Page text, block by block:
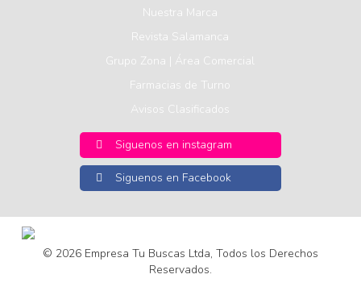
Nuestra Marca
Revista Salamanca
Grupo Zona | Área Comercial
Farmacias de Turno
Avisos Clasificados
Siguenos en instagram
Siguenos en Facebook
© 2026 Empresa Tu Buscas Ltda, Todos los Derechos
Reservados.